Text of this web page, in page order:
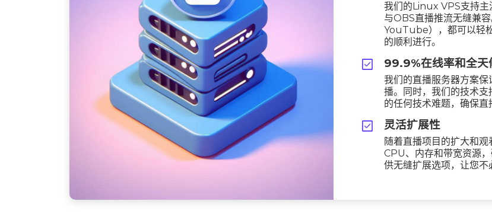
我们的Linux VPS支持主
与OBS直播推流无缝兼
YouTube），都可以轻
的顺利进行。
check_box 99.9%在线率和全天
我们的直播服务器方案
播。同时，我们的技术
的任何技术难题，确保直
check_box 灵活扩展性
随着直播项目的扩大和
CPU、内存和带宽资源
供无缝扩展选项，让您不